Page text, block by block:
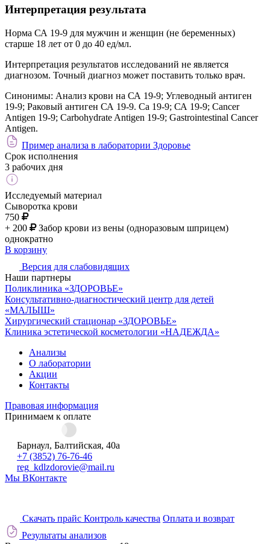
Интерпретация результата
Норма СА 19-9 для мужчин и женщин (не беременных)
старше 18 лет от 0 до 40 ед/мл.
Интерпретация результатов исследований не является
диагнозом. Точный диагноз может поставить только врач.
Синонимы: Анализ крови на СА 19-9; Углеводный антиген
19-9; Раковый антиген СА 19-9. Ca 19-9; СА 19-9; Cancer
Antigen 19-9; Carbohydrate Antigen 19-9; Gastrointestinal Cancer
Antigen.
Пример анализа в лаборатории Здоровье
Срок исполнения
3 рабочих дня
Исследуемый материал
Сыворотка крови
750
+ 200
Забор крови из вены (одноразовым шприцем)
однократно
В корзину
Версия для слабовидящих
Наши партнеры
Поликлиника «ЗДОРОВЬЕ»
Консультативно-диагностический центр для детей
«МАЛЫШ»
Хирургический стационар «ЗДОРОВЬЕ»
Клиника эстетической косметологии «НАДЕЖДА»
Анализы
О лаборатории
Акции
Контакты
Правовая информация
Принимаем к оплате
Барнаул, Балтийская, 40а
+7 (3852) 76-76-46
reg_kdlzdorovie@mail.ru
Мы ВКонтакте
Скачать прайс Контроль качества Оплата и возврат
Результаты анализов